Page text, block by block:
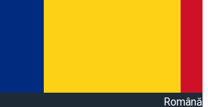
Română